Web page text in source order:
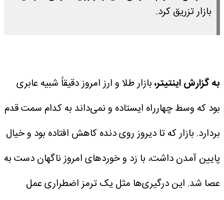
بازار تزریق کرد.
به گزارش اینتیتر،بازار طلا و ارز امروز دقیقاً شبیه عابری
بود که وسط چهارراه ایستاده و نمی‌داند به کدام سمت قدم
بردارد. بازار که تا دیروز روی دنده کاهش افتاده بود و خیال
پایین آمدن داشت، با زد و خوردهای امروز ناگهان دست‌ به‌
عصا شد. این درگیری‌ها مثل یک ترمز اضطراری عمل